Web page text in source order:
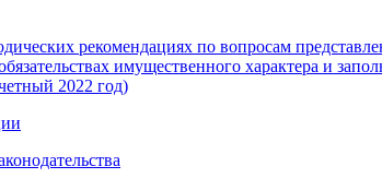
рекомендациях по вопросам
имущественного характера и
2022 год)